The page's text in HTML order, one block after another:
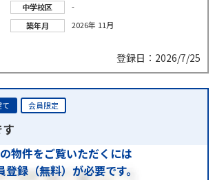
中学校区
-
築年月
2026年 11月
登録日：2026/7/25
会員限定
物件をご覧いただくには
登録（無料）が必要です。